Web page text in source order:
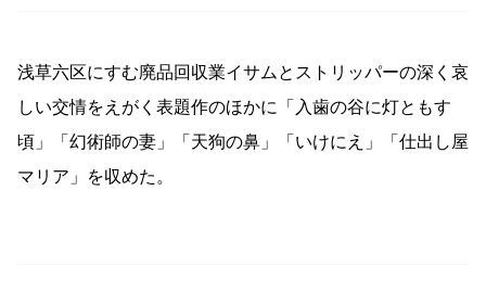
浅草六区にすむ廃品回収業イサムとストリッパーの深く哀
しい交情をえがく表題作のほかに「入歯の谷に灯ともす
頃」「幻術師の妻」「天狗の鼻」「いけにえ」「仕出し屋
マリア」を収めた。